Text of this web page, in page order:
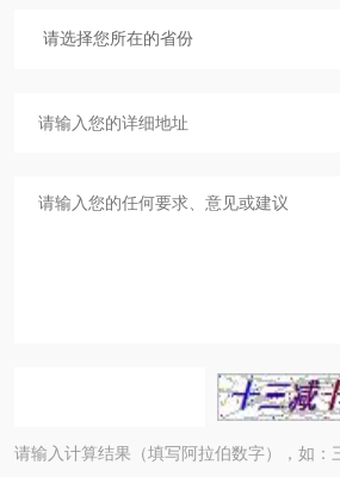
请输入计算结果（填写阿拉伯数字），如：